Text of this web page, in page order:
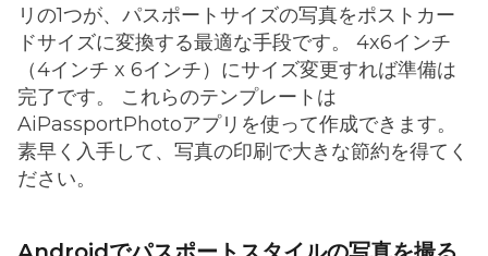
リの1つが、パスポートサイズの写真をポストカー
ドサイズに変換する最適な手段です。 4x6インチ
（4インチ x 6インチ）にサイズ変更すれば準備は
完了です。 これらのテンプレートは
AiPassportPhotoアプリを使って作成できます。
素早く入手して、写真の印刷で大きな節約を得てく
ださい。